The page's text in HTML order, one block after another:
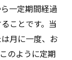
一定期間経過
ことです。当
月に一度、お
のように定期